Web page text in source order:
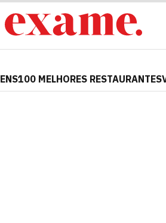
100 MELHORES RESTAURANTES